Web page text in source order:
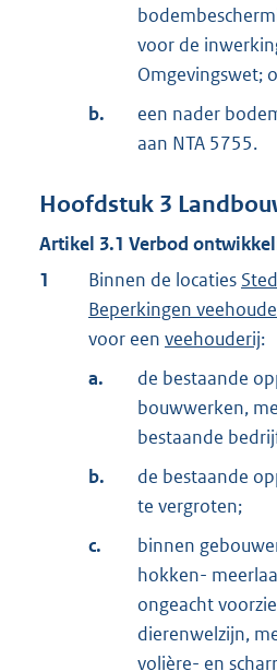
voor de
Omgevingswet;
b.
een nader
aan NTA 5755.
Hoofdstuk 3
Artikel 3.1 Verbod
1
Binnen de locaties
Beperkingen
voor een veehouderij:
a.
de bestaande
bouwwerken,
bestaande
b.
de bestaande
te vergroten;
c.
binnen
hokken-
ongeacht
dierenwelzijn,
volière- en